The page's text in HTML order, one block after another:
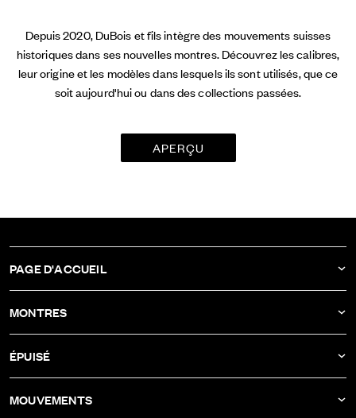
Depuis 2020, DuBois et fils intègre des mouvements suisses
historiques dans ses nouvelles montres. Découvrez les calibres,
leur origine et les modèles dans lesquels ils sont utilisés, que ce
soit aujourd'hui ou dans des collections passées.
APERÇU
PAGE D'ACCUEIL
ATELIER
MONTRES
DBF009
ÉPUISÉ
MOUVEMENTS